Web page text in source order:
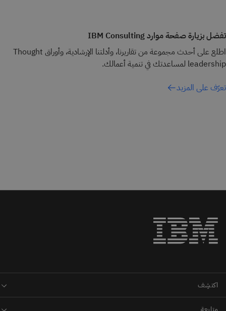
تفضل بزيارة صفحة موارد IBM Consulting
اطلع على أحدث مجموعة من تقاريرنا، وأدلتنا الإرشادية، وأوراق Thought
leadership لمساعدتك في تنمية أعمالك.
تعرّف على المزيد